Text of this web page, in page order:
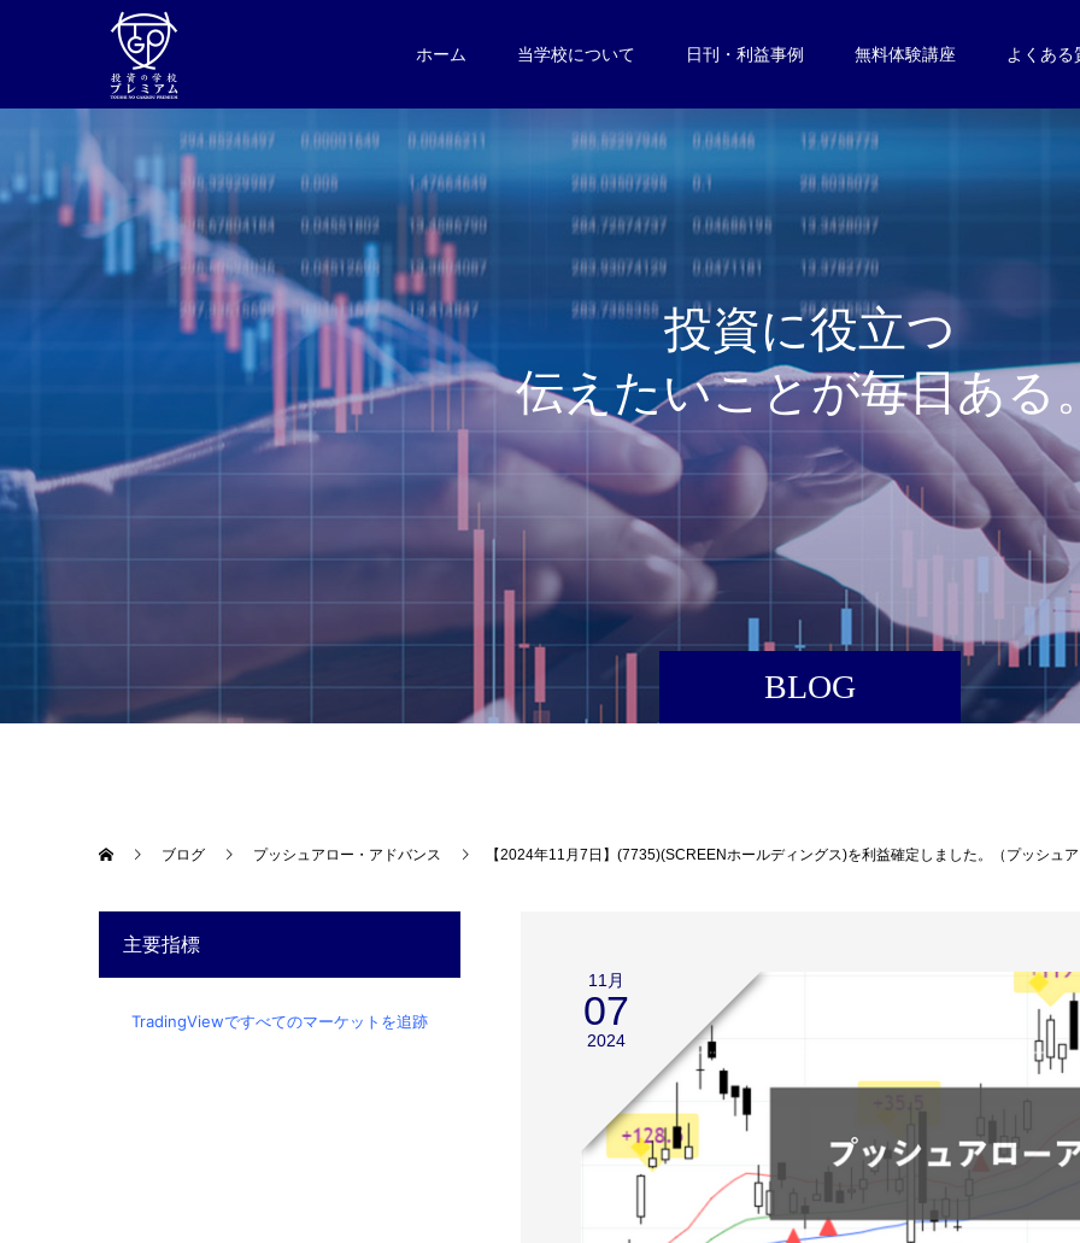
ホーム 当学校について 日刊・利益事例 無料体験講座 よくある
BLOG
投資に役立つ
伝え たいことが毎日あ る
ブログ プッシュアロー・アドバンス 【2024年11月7日】(7735)(SCREENホールディングス)を利益確定しました。（プッシュ
11月
07
2024
主要指標
TradingViewですべてのマーケットを追跡